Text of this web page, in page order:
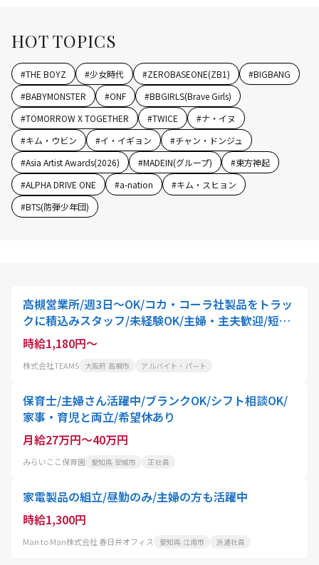
HOT TOPICS
#THE BOYZ #少女時代 #ZEROBASEONE(ZB1) #BIGBANG
#BABYMONSTER #ONF #BBGIRLS(Brave Girls)
#TOMORROW X TOGETHER #TWICE #ナ・イヌ
#キム・ウビン #イ・イギョン #チャン・ドンジュ
#Asia Artist Awards(2026) #MADEIN(グループ) #東方神起
#ALPHA DRIVE ONE #a-nation #キム・スヒョン
#BTS(防弾少年団)
高槻営業所/週3日～OK/コカ・コーラ社製品をトラッ
クに積込みスタッフ/未経験OK/主婦・主夫歓迎/短時
間
時給1,180円～
株式会社TEAMS 大阪府 高槻市 アルバイト・パート
保育士/主婦さん活躍中/ブランクOK/シフト相談OK/
家事・育児と両立/希望休あり
月給27万円～40万円
みらいここ保育園 愛知県 安城市 正社員
家電製品の組立/昼勤のみ/主婦の方も活躍中
時給1,300円
Man to Man株式会社 春日井オフィス 愛知県 江南市 派遣社員